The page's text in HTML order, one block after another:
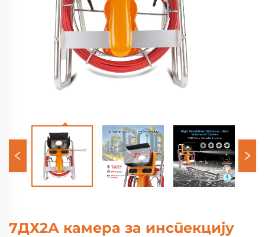
7ДХ2А камера за инспекцију